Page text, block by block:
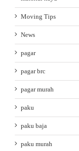
Moving Tips
News
pagar
pagar brc
pagar murah
paku
paku baja
paku murah